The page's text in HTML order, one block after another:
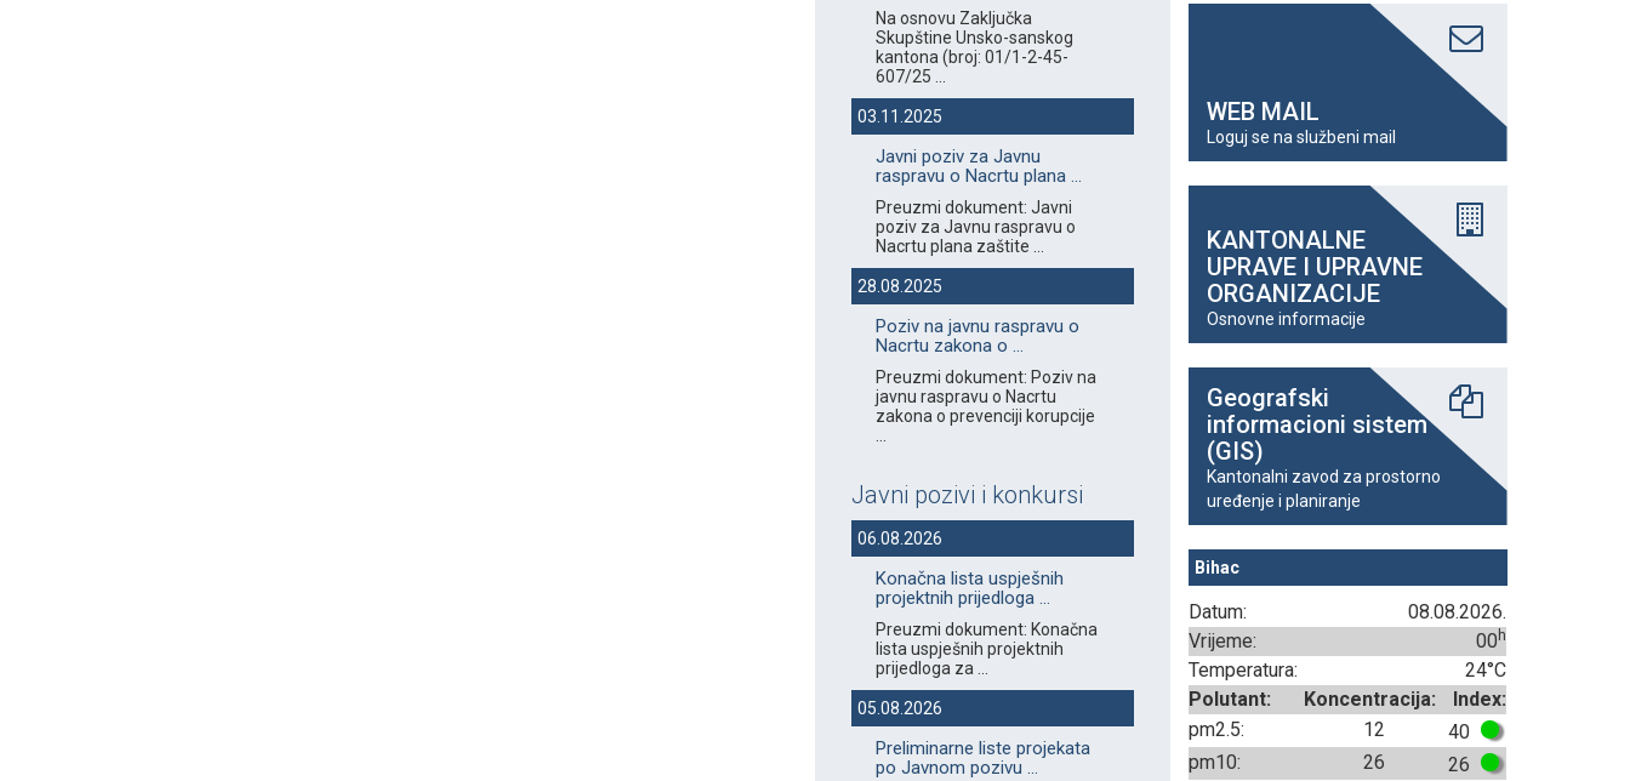
Na osnovu Zaključka
Skupštine Unsko-sanskog
kantona (broj: 01/1-2-45-
607/25 ...
03.11.2025
Javni poziv za Javnu
raspravu o Nacrtu plana ...
Preuzmi dokument: Javni
poziv za Javnu raspravu o
Nacrtu plana zaštite ...
28.08.2025
Poziv na javnu raspravu o
Nacrtu zakona o ...
Preuzmi dokument: Poziv na
javnu raspravu o Nacrtu
zakona o prevenciji korupcije
Javni pozivi i konkursi
06.08.2026
Konačna lista uspješnih
projektnih prijedloga ...
Preuzmi dokument: Konačna
lista uspješnih projektnih
prijedloga za ...
05.08.2026
Preliminarne liste projekata
po Javnom pozivu ...
WEB MAIL
Loguj se na službeni mail
KANTONALNE
UPRAVE I UPRAVNE
ORGANIZACIJE
Osnovne informacije
Geografski
informacioni sistem
(GIS)
Kantonalni zavod za prostorno
uređenje i planiranje
Bihac
Datum:
08.08.2026.
Vrijeme:
00 h
Temperatura:
24°C
Polutant:
Koncentracija:
Index:
pm2.5:
12
40
pm10:
26
26